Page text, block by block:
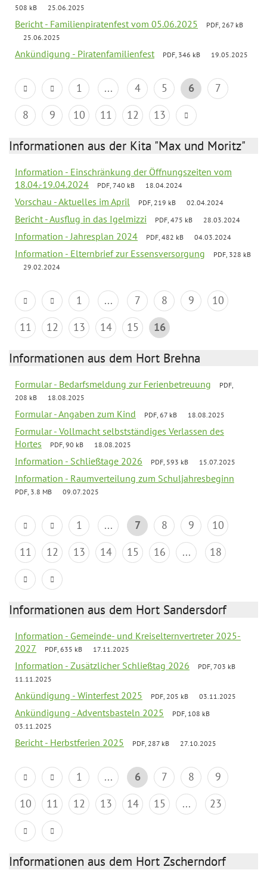
508 kB 25.06.2025
Bericht - Familienpiratenfest vom 05.06.2025
PDF, 267 kB
25.06.2025
Ankündigung - Piratenfamilienfest PDF, 346 kB 19.05.2025
1 ... 4 5 6
7
8
9 10 11 12 13
Informationen aus der Kita "Max und Moritz"
Information - Einschränkung der Öffnungszeiten vom
18.04.-19.04.2024
PDF, 740 kB 18.04.2024
Vorschau - Aktuelles im April PDF, 219 kB 02.04.2024
Bericht - Ausflug in das Igelmizzi PDF, 475 kB 28.03.2024
Information - Jahresplan 2024 PDF, 482 kB 04.03.2024
Information - Elternbrief zur Essensversorgung
PDF, 328 kB
29.02.2024
1 ... 7 8 9
10
11
12 13 14 15 16
Informationen aus dem Hort Brehna
Formular - Bedarfsmeldung zur Ferienbetreuung
PDF,
208 kB
18.08.2025
Formular - Angaben zum Kind PDF, 67 kB 18.08.2025
Formular - Vollmacht selbstständiges Verlassen des
Hortes
PDF, 90 kB 18.08.2025
Information - Schließtage 2026 PDF, 593 kB 15.07.2025
Information - Raumverteilung zum Schuljahresbeginn
PDF, 3.8 MB 09.07.2025
1 ... 7 8 9
10
11
12 13 14 15 16 ... 18
Informationen aus dem Hort Sandersdorf
Information - Gemeinde- und Kreiselternvertreter 2025-
2027
PDF, 635 kB 17.11.2025
Information - Zusätzlicher Schließtag 2026
PDF, 703 kB
11.11.2025
Ankündigung - Winterfest 2025 PDF, 205 kB 03.11.2025
Ankündigung - Adventsbasteln 2025
PDF, 108 kB
03.11.2025
Bericht - Herbstferien 2025 PDF, 287 kB 27.10.2025
1 ... 6 7 8
9
10
11 12 13 14 15 ... 23
Informationen aus dem Hort Zscherndorf